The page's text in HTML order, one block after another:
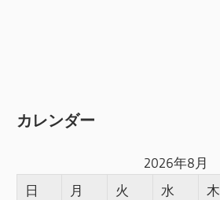
カレンダー
2026年8月
日
月 火 水 木